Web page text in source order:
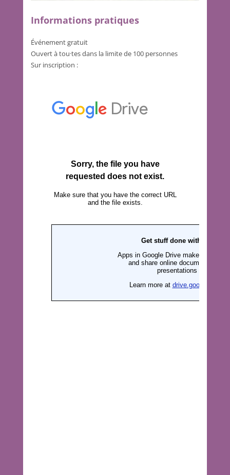
Informations pratiques
Événement gratuit
Ouvert à tou·tes dans la limite de 100 personnes
Sur inscription :